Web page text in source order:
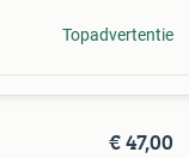
Topadvertentie
€ 47,00